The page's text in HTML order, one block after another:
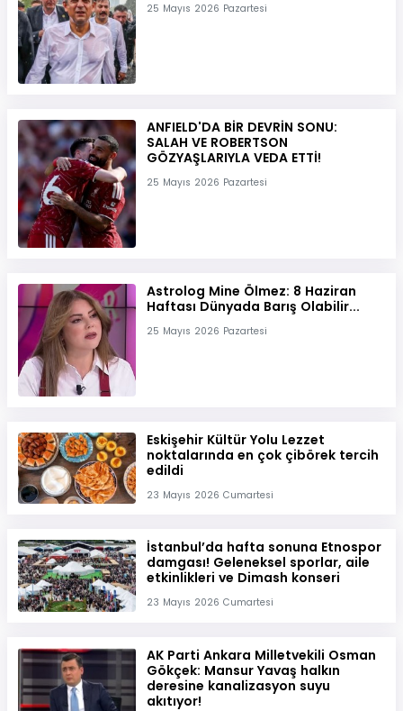
25 Mayıs 2026 Pazartesi
ANFIELD'DA BİR DEVRİN SONU:
SALAH VE ROBERTSON
GÖZYAŞLARIYLA VEDA ETTİ!
25 Mayıs 2026 Pazartesi
Astrolog Mine Ölmez: 8 Haziran
Haftası Dünyada Barış Olabilir...
25 Mayıs 2026 Pazartesi
Eskişehir Kültür Yolu Lezzet
noktalarında en çok çibörek tercih
edildi
23 Mayıs 2026 Cumartesi
İstanbul’da hafta sonuna Etnospor
damgası! Geleneksel sporlar, aile
etkinlikleri ve Dimash konseri
23 Mayıs 2026 Cumartesi
AK Parti Ankara Milletvekili Osman
Gökçek: Mansur Yavaş halkın
deresine kanalizasyon suyu
akıtıyor!